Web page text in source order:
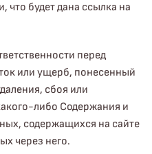
что будет дана ссылка на
перед
или ущерб, понесенный
сбоя или
либо Содержания и
содержащихся на сайте
через него.